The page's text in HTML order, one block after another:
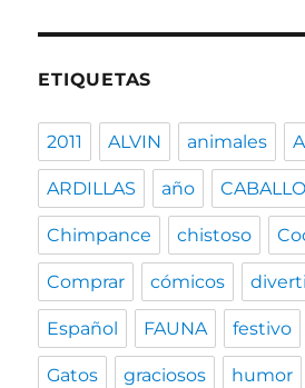
ETIQUETAS
2011 ALVIN animales
ARDILLAS año CABALLO
Chimpance chistoso
Comprar cómicos
Español FAUNA festivo
Gatos graciosos humor